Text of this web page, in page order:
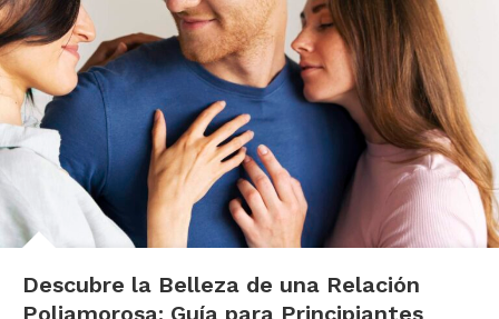
Descubre la Belleza de una Relación